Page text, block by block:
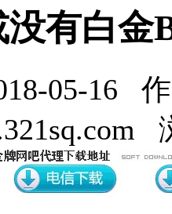
有白金
05-16